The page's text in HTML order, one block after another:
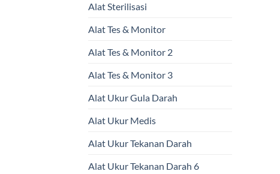
Alat Sterilisasi
Alat Tes & Monitor
Alat Tes & Monitor 2
Alat Tes & Monitor 3
Alat Ukur Gula Darah
Alat Ukur Medis
Alat Ukur Tekanan Darah
Alat Ukur Tekanan Darah 6